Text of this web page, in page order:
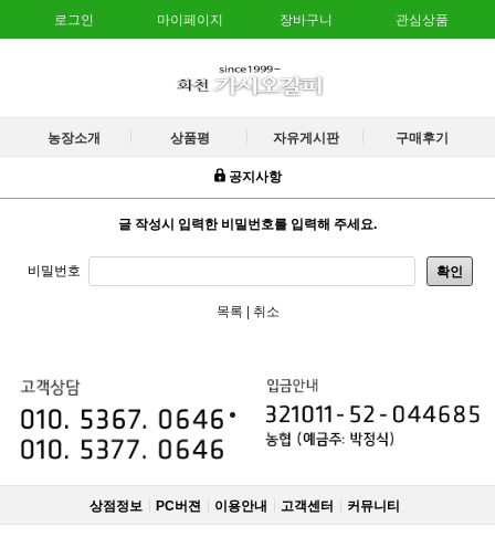
로그인 마이페이지 장바구니 관심상품
농장소개 상품평 자유게시판 구매후기
공지사항
글 작성시 입력한 비밀번호를 입력해 주세요.
비밀번호 확인
목록 취소
상점정보 PC버젼 이용안내 고객센터 커뮤니티